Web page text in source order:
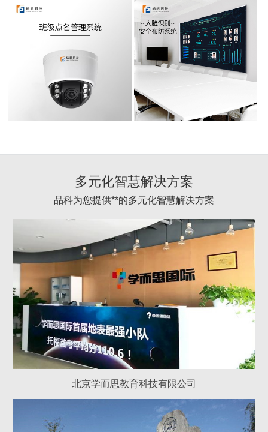
多元化智慧解决方案
品科为您提供**的多元化智慧解决方案
北京学而思教育科技有限公司